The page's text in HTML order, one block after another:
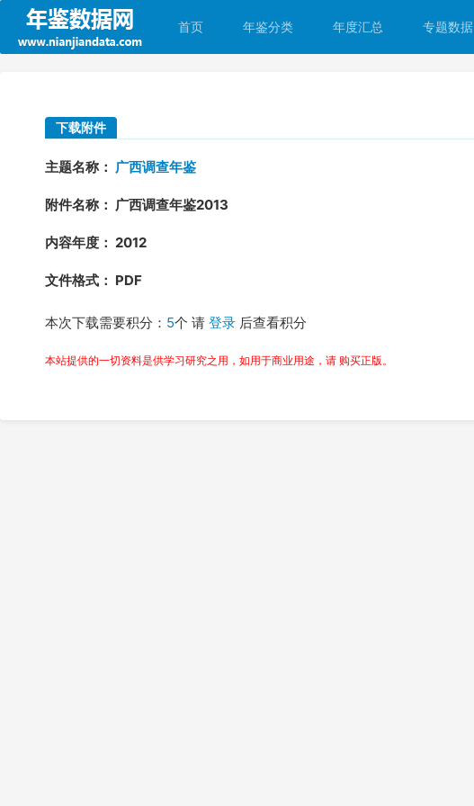
首页 年鉴分类 年度汇总 专题数据
下载附件
主题名称： 广西调查年鉴
附件名称： 广西调查年鉴2013
内容年度： 2012
文件格式： PDF
本次下载需要积分： 5个 请 登录 后查看积分
本站提供的一切资料是供学习研究之用，如用于商业用途，请 购买正版。